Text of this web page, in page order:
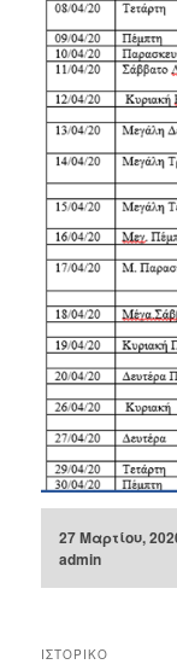
27 Μαρτίου,
admin
ΙΣΤΟΡΙΚΌ